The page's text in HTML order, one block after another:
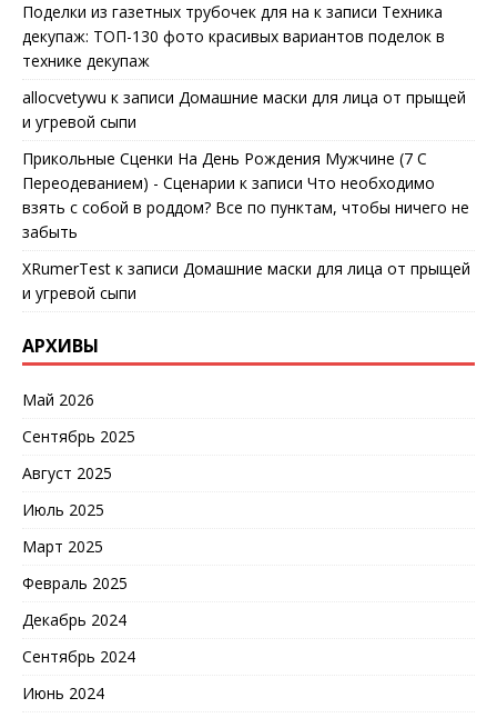
Поделки из газетных трубочек для на к записи Техника
декупаж: ТОП-130 фото красивых вариантов поделок в
технике декупаж
allocvetywu к записи Домашние маски для лица от прыщей
и угревой сыпи
Прикольные Сценки На День Рождения Мужчине (7 С
Переодеванием) - Сценарии к записи Что необходимо
взять с собой в роддом? Все по пунктам, чтобы ничего не
забыть
XRumerTest к записи Домашние маски для лица от прыщей
и угревой сыпи
АРХИВЫ
Май 2026
Сентябрь 2025
Август 2025
Июль 2025
Март 2025
Февраль 2025
Декабрь 2024
Сентябрь 2024
Июнь 2024